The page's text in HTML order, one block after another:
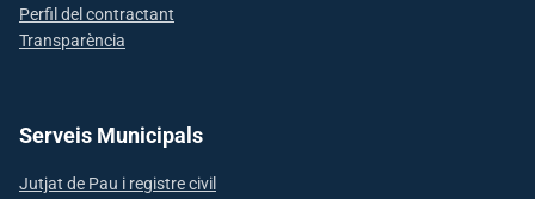
Perfil del contractant
Transparència
Serveis Municipals
Jutjat de Pau i registre civil